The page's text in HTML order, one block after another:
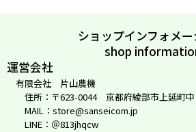
ショップインフォメ
shop
運営会社
有限会社 片山農機
住所：〒623-0044 京都府綾部市上延町中
MAIL：store@sanseicom.jp
LINE：＠813jhqcw